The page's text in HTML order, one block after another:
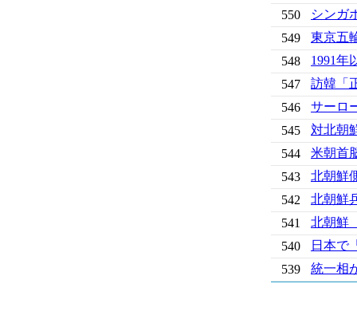
550
シンガ
549
東京五
548
1991年
547
訪韓「
546
サーロ
545
対北朝
544
米朝首
543
北朝鮮
542
北朝鮮
541
北朝鮮
540
日本で
539
統一相